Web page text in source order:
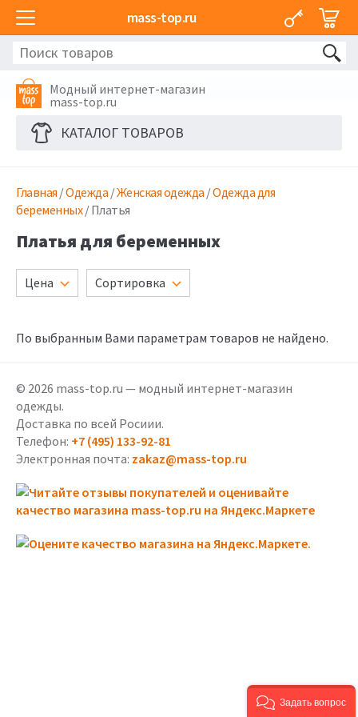
mass-top.ru
Модный интернет-магазин
mass-top.ru
КАТАЛОГ ТОВАРОВ
Главная /Одежда /Женская одежда /Одежда для
беременных/ Платья
Платья для беременных
Цена Сортировка
По выбранным Вами параметрам товаров не найдено.
© 2026 mass-top.ru — модный интернет-магазин
одежды.
Доставка по всей Росиии.
Телефон: +7 (495) 133-92-81
Электронная почта: zakaz@mass-top.ru
Задать вопрос